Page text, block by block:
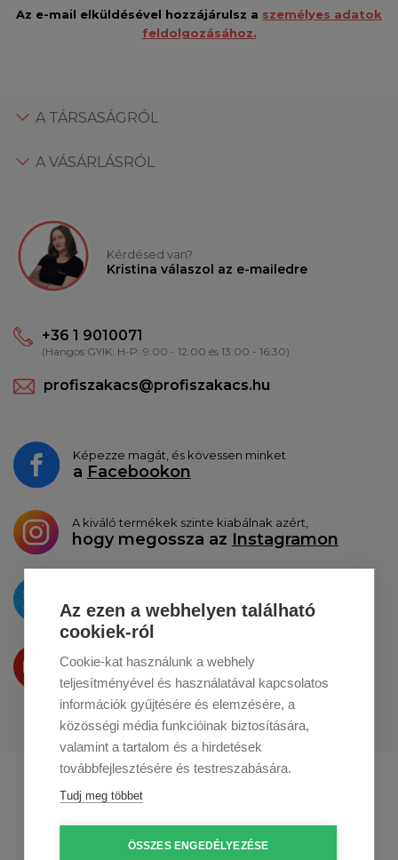
Az ezen a webhelyen található
cookiek-ról
Cookie-kat használunk a webhely
teljesítményével és használatával kapcsolatos
információk gyűjtésére és elemzésére, a
közösségi média funkcióinak biztosítására,
valamint a tartalom és a hirdetések
továbbfejlesztésére és testreszabására.
Tudj meg többet
ÖSSZES ENGEDÉLYEZÉSE
Az e-mail elküldésével hozzájárulsz a személyes adatok
feldolgozásához.
A TÁRSASÁGRÓL
A VÁSÁRLÁSRÓL
Kérdésed van?
Kristina válaszol az e-mailedre
+36 1 9010071
(Hangos GYIK: H-P: 9:00 - 12:00 és 13:00 - 16:30)
profiszakacs@profiszakacs.hu
Képezze magát, és kövessen minket
a Facebookon
A kiváló termékek szinte kiabálnak azért,
hogy megossza az Instagramon
a Twitterentesszük közzé
Termékeinket
a Youtube-on is bemutatjuk
Profikuchar.sk
Profikuchař.cz